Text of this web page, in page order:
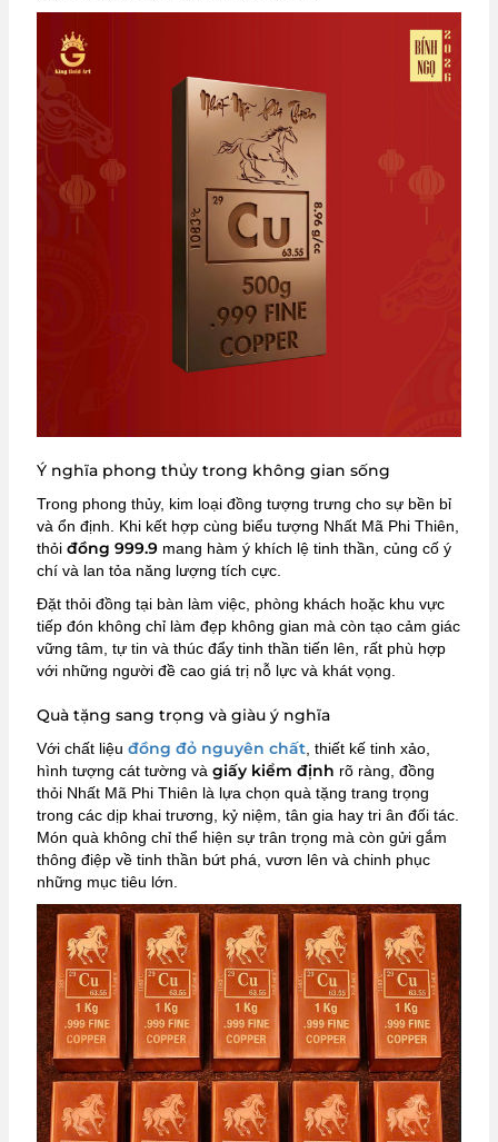
Ý nghĩa phong thủy trong không gian sống
Trong phong thủy, kim loại đồng tượng trưng cho sự bền bỉ
và ổn định. Khi kết hợp cùng biểu tượng Nhất Mã Phi Thiên,
thỏi đồng 999.9 mang hàm ý khích lệ tinh thần, củng cố ý
chí và lan tỏa năng lượng tích cực.
Đặt thỏi đồng tại bàn làm việc, phòng khách hoặc khu vực
tiếp đón không chỉ làm đẹp không gian mà còn tạo cảm giác
vững tâm, tự tin và thúc đẩy tinh thần tiến lên, rất phù hợp
với những người đề cao giá trị nỗ lực và khát vọng.
Quà tặng sang trọng và giàu ý nghĩa
Với chất liệu đồng đỏ nguyên chất , thiết kế tinh xảo,
hình tượng cát tường và giấy kiểm định rõ ràng, đồng
thỏi Nhất Mã Phi Thiên là lựa chọn quà tặng trang trọng
trong các dịp khai trương, kỷ niệm, tân gia hay tri ân đối tác.
Món quà không chỉ thể hiện sự trân trọng mà còn gửi gắm
thông điệp về tinh thần bứt phá, vươn lên và chinh phục
những mục tiêu lớn.